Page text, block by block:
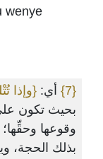
wenye
{7} أي: {وإذا
بحيث تكون
وقوعها
بذلك الحجة،